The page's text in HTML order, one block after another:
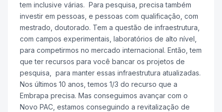
tem inclusive várias. Para pesquisa, precisa também
investir em pessoas, e pessoas com qualificação, com
mestrado, doutorado. Tem a questão de infraestrutura,
com campos experimentais, laboratórios de alto nível,
para competirmos no mercado internacional. Então, tem
que ter recursos para você bancar os projetos de
pesquisa, para manter essas infraestrutura atualizadas.
Nos últimos 10 anos, temos 1/3 do recurso que a
Embrapa precisa. Mas conseguimos avançar com o
Novo PAC, estamos conseguindo a revitalização de